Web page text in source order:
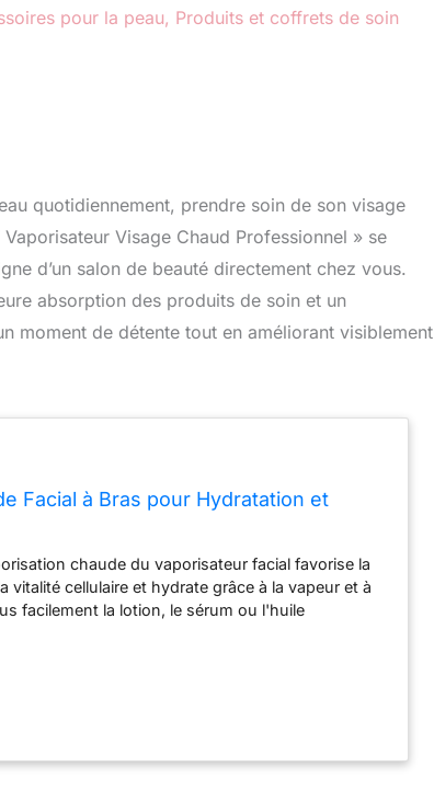
pour la peau, Produits et coffrets de soin
quotidiennement, prendre soin de son visage
Visage Chaud Professionnel » se
d’un salon de beauté directement chez vous.
absorption des produits de soin et un
moment de détente tout en améliorant visiblement
Facial à Bras pour Hydratation et
chaude du vaporisateur facial favorise la
vitalité cellulaire et hydrate grâce à la vapeur et à
facilement la lotion, le sérum ou l'huile
l'efficacité des soins, rajeunit votre
état cutané. 【Nettoyage en Profondeur】Le
génère un spray de brouillard d'ions oxygène
de pulvérisation de vapeur chaude. Il
permettant à la saleté accumulée d'être facilement
un visage parfaitement propre. 【Apaiser la